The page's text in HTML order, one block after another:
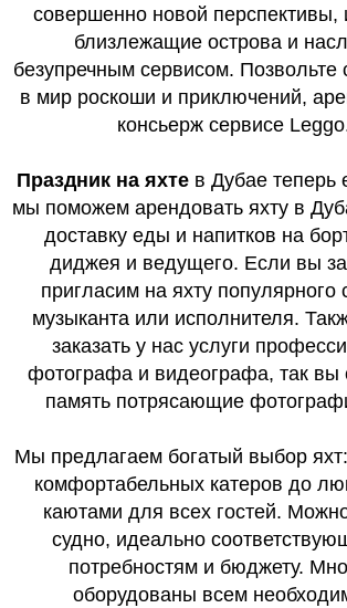
совершенно новой перспективы,
близлежащие острова и
безупречным сервисом. Позвольте
в мир роскоши и приключений,
консьерж сервисе
Праздник на яхтев Дубае теперь
мы поможем арендовать яхту в
доставку еды и напитков на
диджея и ведущего. Если вы
пригласим на яхту популярного
музыканта или исполнителя.
заказать у нас услуги
фотографа и видеографа, так вы
память потрясающие
Мы предлагаем богатый выбор
комфортабельных катеров до
каютами для всех гостей.
судно, идеально
потребностям и бюджету.
оборудованы всем